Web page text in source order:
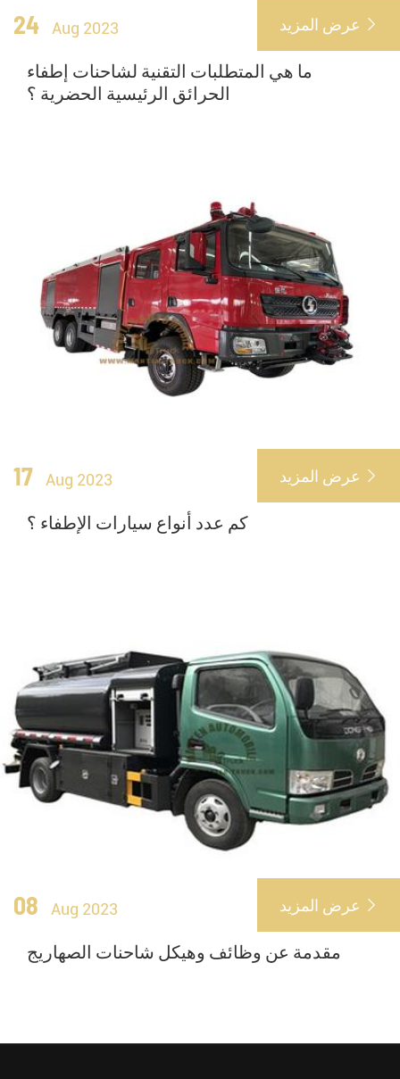
24 Aug 2023 عرض المزيد 
ما هي المتطلبات التقنية لشاحنات إطفاء
الحرائق الرئيسية الحضرية ؟
17 Aug 2023 عرض المزيد 
كم عدد أنواع سيارات الإطفاء ؟
08 Aug 2023 عرض المزيد 
مقدمة عن وظائف وهيكل شاحنات الصهاريج